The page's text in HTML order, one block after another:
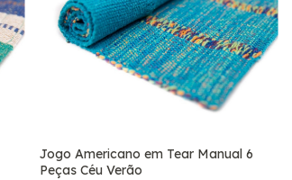
Jogo Americano em Tear Manual 6
Peças Céu Verão